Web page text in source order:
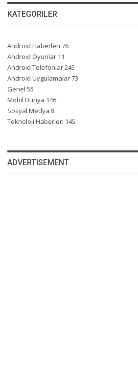
KATEGORILER
Android Haberleri 76
Android Oyunlar 11
Android Telefonlar245
Android Uygulamalar73
Genel 55
Mobil Dünya 146
Sosyal Medya 8
Teknoloji Haberleri 145
ADVERTISEMENT